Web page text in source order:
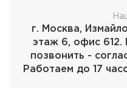
г. Москва,
этаж 6, офис 612.
позвонить -
Работаем до 17